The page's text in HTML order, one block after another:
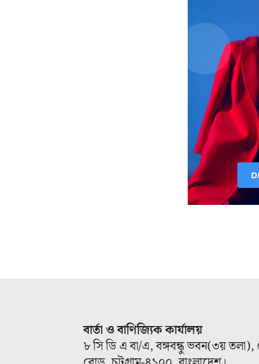
বার্তা ও বাণিজ্যিক কার্যালয়
৮ সি ডি এ বা/এ, বঙ্গবন্ধু ভবন(৩য় তলা),